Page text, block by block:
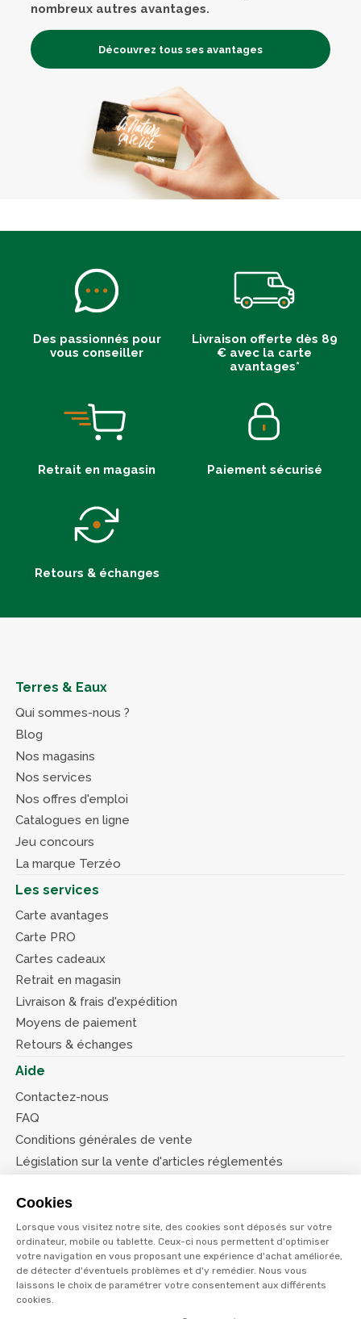
Cookies
Lorsque vous visitez notre site, des cookies sont déposés sur votre
ordinateur, mobile ou tablette. Ceux-ci nous permettent d'optimiser
votre navigation en vous proposant une expérience d'achat améliorée,
de détecter d'éventuels problèmes et d'y remédier. Nous vous
laissons le choix de paramétrer votre consentement aux différents
cookies.
nombreux autres avantages.
Découvrez tous ses avantages
Des passionnés pour
vous conseiller
Livraison offerte dès 89
€ avec la carte
avantages*
Retrait en magasin Paiement sécurisé
Retours & échanges
Terres & Eaux
Qui sommes-nous ?
Blog
Nos magasins
Nos services
Nos offres d'emploi
Catalogues en ligne
Jeu concours
La marque Terzéo
Les services
Carte avantages
Carte PRO
Cartes cadeaux
Retrait en magasin
Livraison & frais d'expédition
Moyens de paiement
Retours & échanges
Aide
Contactez-nous
FAQ
Conditions générales de vente
Législation sur la vente d'articles réglementés
Conditions de nos offres
Suivez-nous